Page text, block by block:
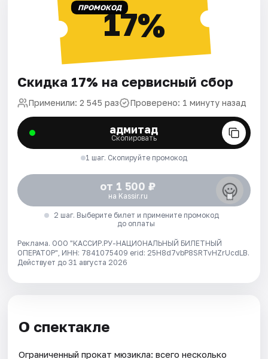
ПРОМОКОД17%
Скидка 17% на сервисный сбор
Применили: 2 545 раз Проверено: 1 минуту назад
адмитад
Скопировать
1 шаг. Скопируйте промокод
от 1 500 ₽
на Kassir.ru
2 шаг. Выберите билет и примените промокод
до оплаты
Реклама. ООО "КАССИР.РУ-НАЦИОНАЛЬНЫЙ БИЛЕТНЫЙ
ОПЕРАТОР", ИНН: 7841075409 erid: 25H8d7vbP8SRTvHZrUcdLB.
Действует до 31 августа 2026
О спектакле
Ограниченный прокат мюзикла: всего несколько